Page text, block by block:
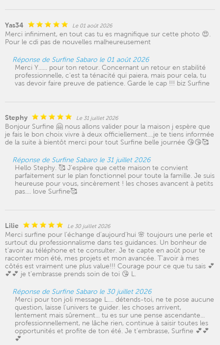
Yas34 Le 01 août 2026
Merci infiniment, en tout cas tu es magnifique sur cette photo 😍.
Pour le cdi pas de nouvelles malheureusement
Réponse de Surfine Sabaro le 01 août 2026
Merci Y...... pour ton retour. Concernant un retour en stabilité
professionnelle, c'est ta ténacité qui paiera, mais pour cela, tu
vas devoir faire preuve de patience. Garde le cap !!! biz Surfine
Stephy Le 31 juillet 2026
Bonjour Surfine 🤗 nous allons valider pour la maison j espère que
je fais le bon choix vivre à deux officiellement....je te tiens informée
de la suite à bientôt merci pour tout Surfine belle journée 😘😘🥰
Réponse de Surfine Sabaro le 31 juillet 2026
Hello Stephy. 🥰 J'espère que cette maison te convient
parfaitement sur le plan fonctionnel pour toute la famille. Je suis
heureuse pour vous, sincèrement ! les choses avancent à petits
pas.... love Surfine🥰
Lilie Le 30 juillet 2026
Merci surfine pour l’échange d’aujourd’hui 🌸 toujours une perle et
surtout du professionnalisme dans tes guidances. Un bonheur de
t’avoir au téléphone et te consulter. Je te capte en août pour te
raconter mon été, mes projets et mon avancée. T’avoir à mes
côtés est vraiment une plus value!!! Courage pour ce que tu sais 💕
💕💕 je t’embrasse prends soin de toi 😘 L.
Réponse de Surfine Sabaro le 30 juillet 2026
Merci pour ton joli message L.... détends-toi, ne te pose aucune
question, laisse l'univers te guider. les choses arrivent,
lentement mais sûrement... tu es sur une pense ascendante...
professionnellement, ne lâche rien, continue à saisir toutes les
opportunités et profite de ton été. Je t'embrasse, Surfine 💕💕
💕